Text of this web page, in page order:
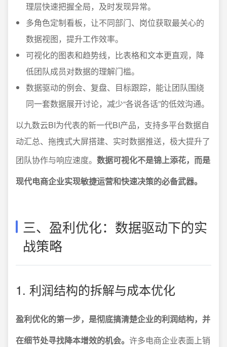
理层快速把握全局，及时发现异常。
多角色定制看板，让不同部门、岗位获取最关心的
数据视图，提升工作效率。
可视化的图表和趋势线，比表格和文本更直观，降
低团队成员对数据的理解门槛。
数据驱动的例会、复盘、目标跟踪，能让团队围绕
同一套数据展开讨论，减少“各说各话”的低效沟通。
以九数云BI为代表的新一代BI产品，支持多平台数据自
动汇总、拖拽式大屏搭建、实时数据推送，极大提升了
团队协作与响应速度。 数据可视化不是锦上添花，而是
现代电商企业实现敏捷运营和快速决策的必备武器。
三、盈利优化：数据驱动下的实
战策略
1. 利润结构的拆解与成本优化
盈利优化的第一步，是彻底搞清楚企业的利润结构，并
在细节处寻找降本增效的机会。 许多电商企业表面上销